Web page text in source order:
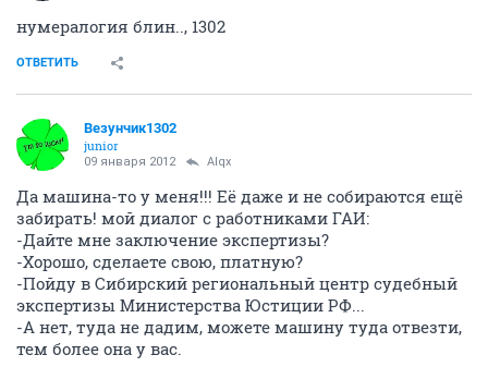
нумералогия блин.., 1302
ОТВЕТИТЬ
Везунчик1302
junior
09 января 2012 Alqx
Да машина-то у меня!!! Её даже и не собираются ещё
забирать! мой диалог с работниками ГАИ:
-Дайте мне заключение экспертизы?
-Хорошо, сделаете свою, платную?
-Пойду в Сибирский региональный центр судебный
экспертизы Министерства Юстиции РФ...
-А нет, туда не дадим, можете машину туда отвезти,
тем более она у вас.